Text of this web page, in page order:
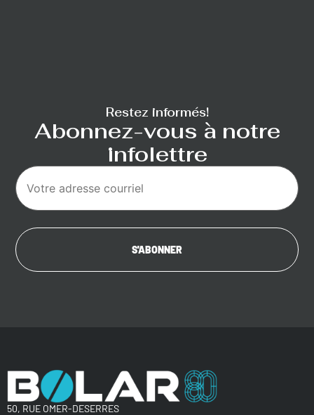
Restez informés!
Abonnez-vous à notre
infolettre
50, RUE OMER-DESERRES